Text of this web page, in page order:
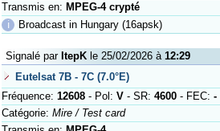
Transmis en: MPEG-4 crypté
ℹ
Broadcast in Hungary (16apsk)
Signalé par ItepK le 25/02/2026 à 12:29
Eutelsat 7B - 7C (7.0°E)
Fréquence: 12608 - Pol: V - SR: 4600 - FEC: -
Catégorie: Mire / Test card